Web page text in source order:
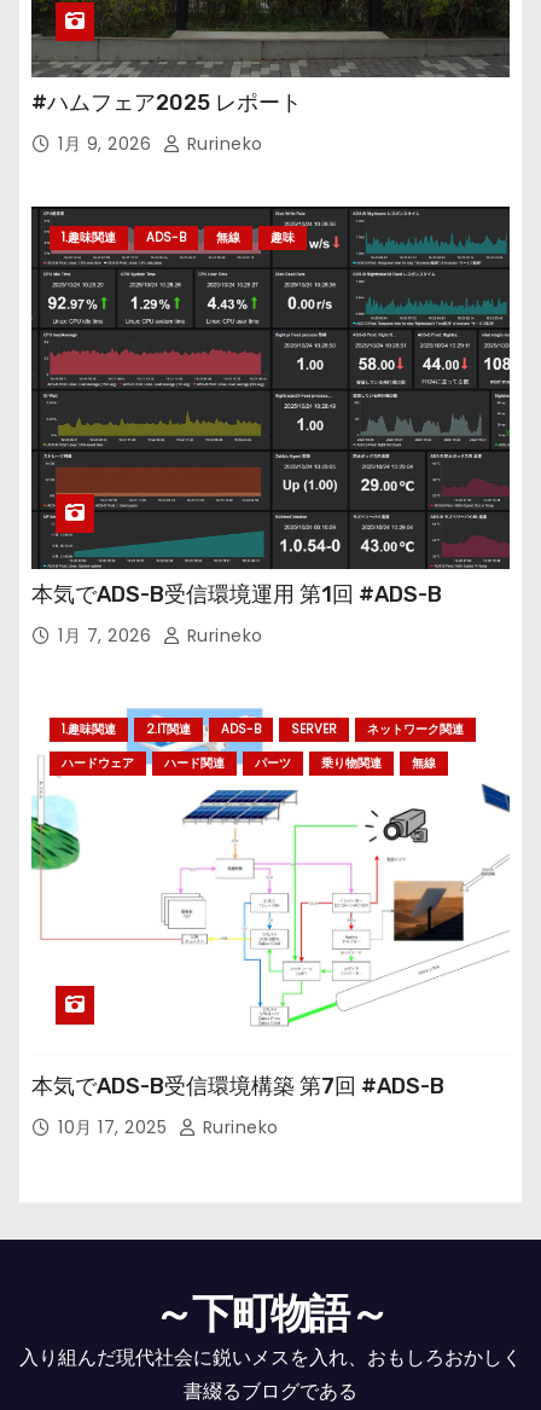
#ハムフェア2025 レポート
1月 9, 2026 Rurineko
1.趣味関連 ADS-B 無線 趣味
本気でADS-B受信環境運用 第1回 #ADS-B
1月 7, 2026 Rurineko
1.趣味関連 2.IT関連 ADS-B SERVER
ネットワーク関連
ハードウェア
ハード関連 パーツ 乗り物関連 無線
本気でADS-B受信環境構築 第7回 #ADS-B
10月 17, 2025 Rurineko
～下町物語～
入り組んだ現代社会に鋭いメスを入れ、おもしろおかしく
書綴るブログである